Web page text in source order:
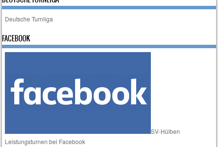
Deutsche Turnliga
FACEBOOK
SV-Hülben
Leistungsturnen bei Facebook